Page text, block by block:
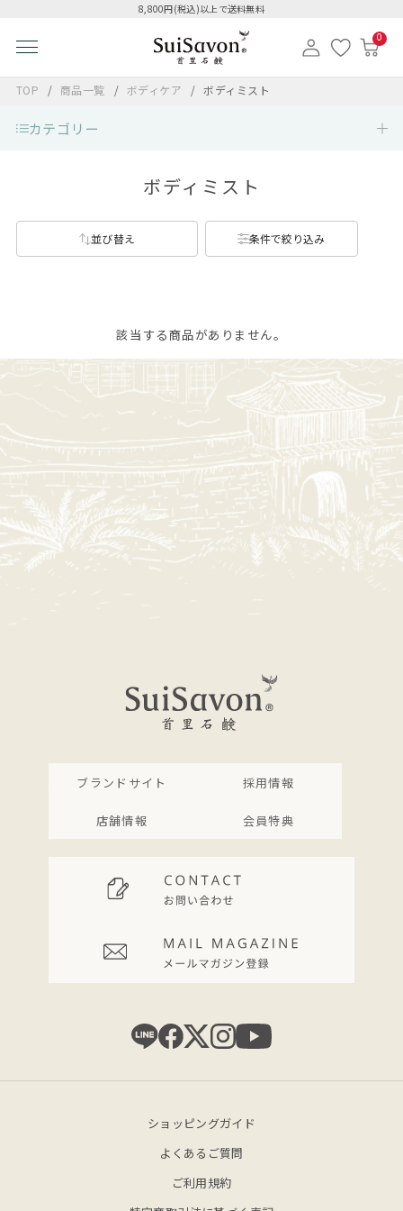
8,800円(税込)以上で送料無料
0
TOP 商品一覧 ボディケア ボディミスト
カテゴリー
ボディミスト
並び替え 条件で絞り込み
該当する商品がありません。
ブランドサイト 採用情報
店舗情報 会員特典
ショッピングガイド
よくあるご質問
ご利用規約